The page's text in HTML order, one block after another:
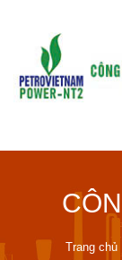
Trang chủ